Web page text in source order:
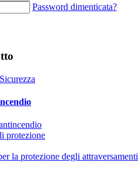
Password dimenticata?
protezione
la protezione degli attraversamenti